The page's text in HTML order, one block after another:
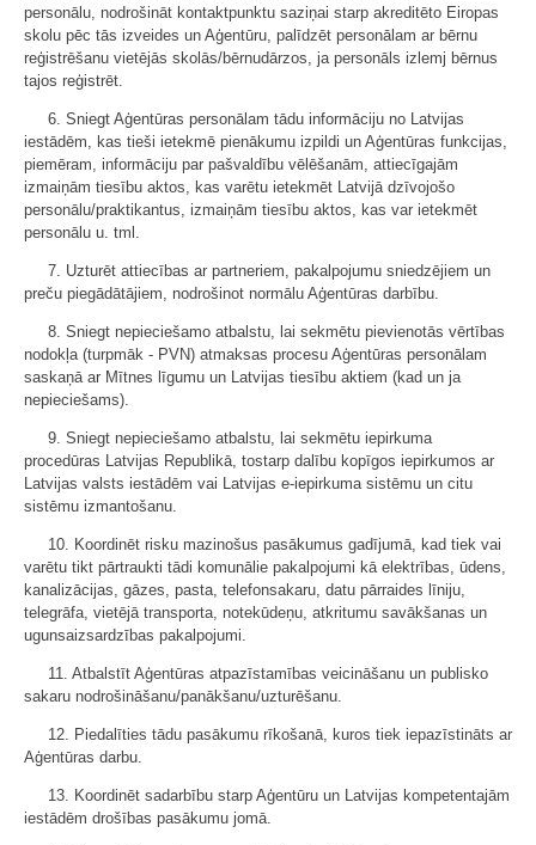
personālu, nodrošināt kontaktpunktu saziņai starp akreditēto Eiropas
skolu pēc tās izveides un Aģentūru, palīdzēt personālam ar bērnu
reģistrēšanu vietējās skolās/bērnudārzos, ja personāls izlemj bērnus
tajos reģistrēt.
6. Sniegt Aģentūras personālam tādu informāciju no Latvijas
iestādēm, kas tieši ietekmē pienākumu izpildi un Aģentūras funkcijas,
piemēram, informāciju par pašvaldību vēlēšanām, attiecīgajām
izmaiņām tiesību aktos, kas varētu ietekmēt Latvijā dzīvojošo
personālu/praktikantus, izmaiņām tiesību aktos, kas var ietekmēt
personālu u. tml.
7. Uzturēt attiecības ar partneriem, pakalpojumu sniedzējiem un
preču piegādātājiem, nodrošinot normālu Aģentūras darbību.
8. Sniegt nepieciešamo atbalstu, lai sekmētu pievienotās vērtības
nodokļa (turpmāk - PVN) atmaksas procesu Aģentūras personālam
saskaņā ar Mītnes līgumu un Latvijas tiesību aktiem (kad un ja
nepieciešams).
9. Sniegt nepieciešamo atbalstu, lai sekmētu iepirkuma
procedūras Latvijas Republikā, tostarp dalību kopīgos iepirkumos ar
Latvijas valsts iestādēm vai Latvijas e-iepirkuma sistēmu un citu
sistēmu izmantošanu.
10. Koordinēt risku mazinošus pasākumus gadījumā, kad tiek vai
varētu tikt pārtraukti tādi komunālie pakalpojumi kā elektrības, ūdens,
kanalizācijas, gāzes, pasta, telefonsakaru, datu pārraides līniju,
telegrāfa, vietējā transporta, notekūdeņu, atkritumu savākšanas un
ugunsaizsardzības pakalpojumi.
11. Atbalstīt Aģentūras atpazīstamības veicināšanu un publisko
sakaru nodrošināšanu/panākšanu/uzturēšanu.
12. Piedalīties tādu pasākumu rīkošanā, kuros tiek iepazīstināts ar
Aģentūras darbu.
13. Koordinēt sadarbību starp Aģentūru un Latvijas kompetentajām
iestādēm drošības pasākumu jomā.